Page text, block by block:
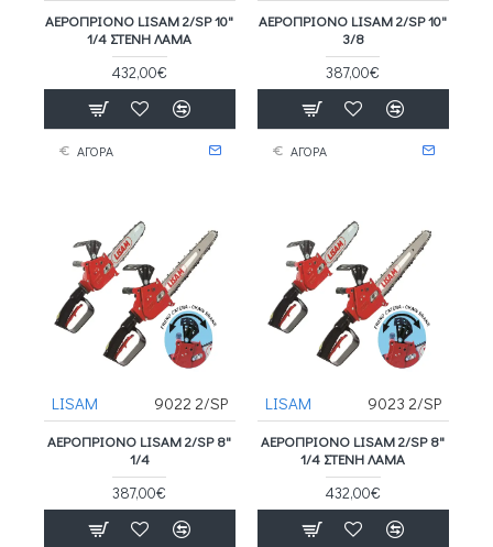
ΑΕΡΟΠΡΙΟΝΟ LISAM 2/SP 10"
1/4 ΣΤΕΝΗ ΛΑΜΑ
432,00€
ΑΓΟΡΑ
ΑΕΡΟΠΡΙΟΝΟ LISAM 2/SP 10"
3/8
387,00€
ΑΓΟΡΑ
LISAM 9022 2/SP
ΑΕΡΟΠΡΙΟΝΟ LISAM 2/SP 8"
1/4
387,00€
LISAM 9023 2/SP
ΑΕΡΟΠΡΙΟΝΟ LISAM 2/SP 8"
1/4 ΣΤΕΝΗ ΛΑΜΑ
432,00€